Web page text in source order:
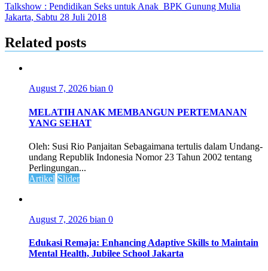
Talkshow : Pendidikan Seks untuk Anak_BPK Gunung Mulia
Jakarta, Sabtu 28 Juli 2018
Related posts
August 7, 2026 bian 0
MELATIH ANAK MEMBANGUN PERTEMANAN
YANG SEHAT
Oleh: Susi Rio Panjaitan Sebagaimana tertulis dalam Undang-
undang Republik Indonesia Nomor 23 Tahun 2002 tentang
Perlingungan...
Artikel Slider
August 7, 2026 bian 0
Edukasi Remaja: Enhancing Adaptive Skills to Maintain
Mental Health, Jubilee School Jakarta